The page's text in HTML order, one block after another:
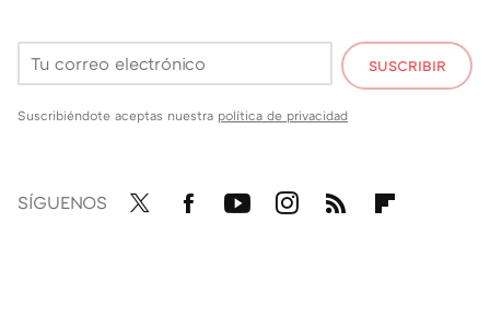
SUSCRIBIR
Suscribiéndote aceptas nuestra política de privacidad
SÍGUENOS